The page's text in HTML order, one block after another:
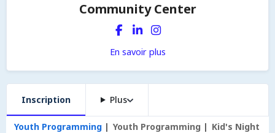
Community Center
En savoir plus
Inscription Plus
Youth Programming Youth Programming
Kid's Night